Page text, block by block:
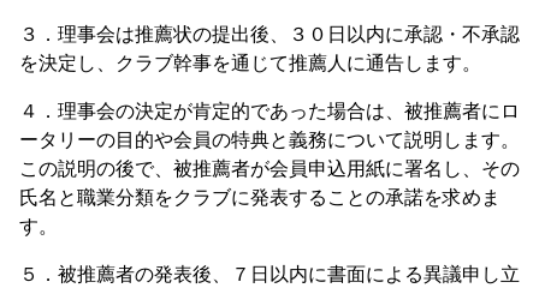
３．理事会は推薦状の提出後、３０日以内に承認・不承認
を決定し、クラブ幹事を通じて推薦人に通告します。
４．理事会の決定が肯定的であった場合は、被推薦者にロ
ータリーの目的や会員の特典と義務について説明します。
この説明の後で、被推薦者が会員申込用紙に署名し、その
氏名と職業分類をクラブに発表することの承諾を求めま
す。
５．被推薦者の発表後、７日以内に書面による異議申し立